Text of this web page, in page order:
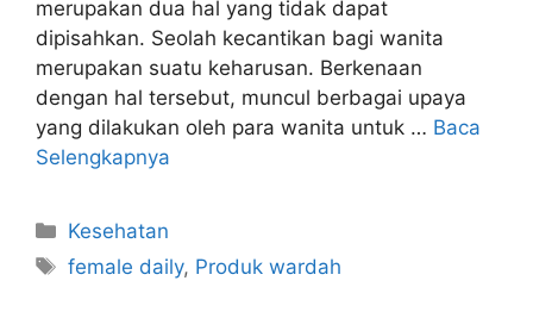
merupakan dua hal yang tidak dapat
dipisahkan. Seolah kecantikan bagi wanita
merupakan suatu keharusan. Berkenaan
dengan hal tersebut, muncul berbagai upaya
yang dilakukan oleh para wanita untuk … Baca
Selengkapnya
Kategori
Kesehatan
Tag
female daily, Produk wardah